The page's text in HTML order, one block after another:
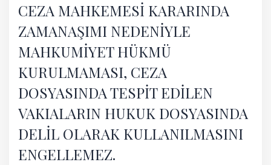
CEZA MAHKEMESİ KARARINDA
ZAMANAŞIMI NEDENİYLE
MAHKUMİYET HÜKMÜ
KURULMAMASI, CEZA
DOSYASINDA TESPİT EDİLEN
VAKIALARIN HUKUK DOSYASINDA
DELİL OLARAK KULLANILMASINI
ENGELLEMEZ.